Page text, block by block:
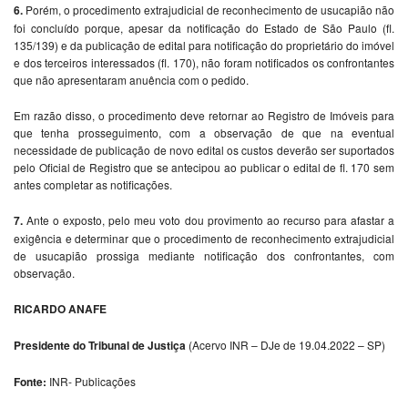
6. Porém, o procedimento extrajudicial de reconhecimento de usucapião não
foi concluído porque, apesar da notificação do Estado de São Paulo (fl.
135/139) e da publicação de edital para notificação do proprietário do imóvel
e dos terceiros interessados (fl. 170), não foram notificados os confrontantes
que não apresentaram anuência com o pedido.
Em razão disso, o procedimento deve retornar ao Registro de Imóveis para
que tenha prosseguimento, com a observação de que na eventual
necessidade de publicação de novo edital os custos deverão ser suportados
pelo Oficial de Registro que se antecipou ao publicar o edital de fl. 170 sem
antes completar as notificações.
7.Ante o exposto, pelo meu voto dou provimento ao recurso para afastar a
exigência e determinar que o procedimento de reconhecimento extrajudicial
de usucapião prossiga mediante notificação dos confrontantes, com
observação.
RICARDO ANAFE
Presidente do Tribunal de Justiça (Acervo INR – DJe de 19.04.2022 – SP)
Fonte: INR- Publicações